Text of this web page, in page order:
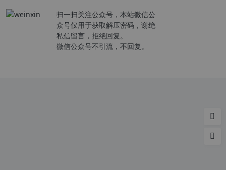
扫一扫关注公众号，本站微信公
众号仅用于获取解压密码，谢绝
私信留言，拒绝回复。
微信公众号不引流，不回复。